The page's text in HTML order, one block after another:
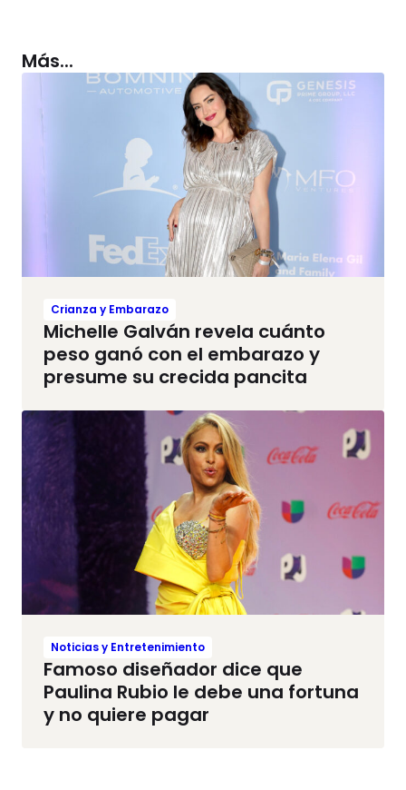
Más...
Crianza y Embarazo
Michelle Galván revela cuánto
peso ganó con el embarazo y
presume su crecida pancita
Noticias y Entretenimiento
Famoso diseñador dice que
Paulina Rubio le debe una fortuna
y no quiere pagar